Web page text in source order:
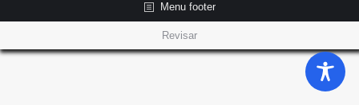
Menu footer
Revisar